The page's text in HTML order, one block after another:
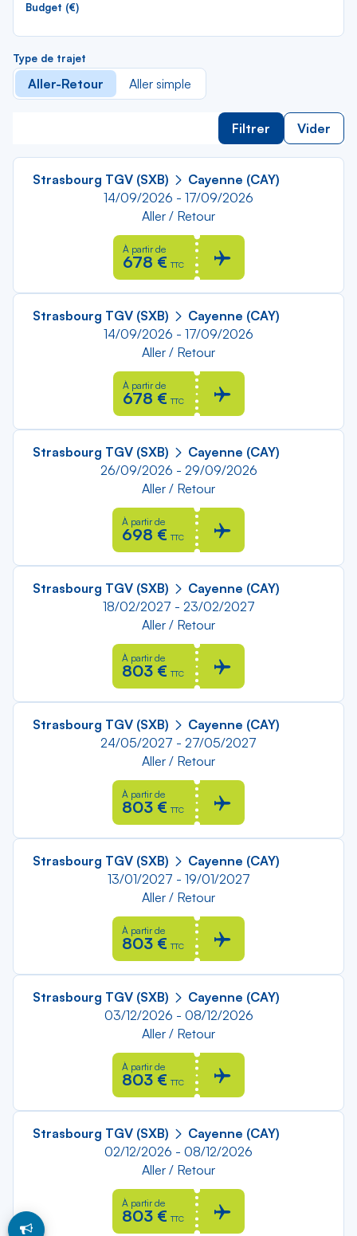
Budget (€)
Type de trajet
Aller-Retour Aller simple
Filtrer Vider
Strasbourg TGV (SXB)
Cayenne (CAY)
14/09/2026 - 17/09/2026
Aller / Retour
À partir de
678 € TTC
Strasbourg TGV (SXB)
Cayenne (CAY)
14/09/2026 - 17/09/2026
Aller / Retour
À partir de
678 € TTC
Strasbourg TGV (SXB)
Cayenne (CAY)
26/09/2026 - 29/09/2026
Aller / Retour
À partir de
698 € TTC
Strasbourg TGV (SXB)
Cayenne (CAY)
18/02/2027 - 23/02/2027
Aller / Retour
À partir de
803 € TTC
Strasbourg TGV (SXB)
Cayenne (CAY)
24/05/2027 - 27/05/2027
Aller / Retour
À partir de
803 € TTC
Strasbourg TGV (SXB)
Cayenne (CAY)
13/01/2027 - 19/01/2027
Aller / Retour
À partir de
803 € TTC
Strasbourg TGV (SXB)
Cayenne (CAY)
03/12/2026 - 08/12/2026
Aller / Retour
À partir de
803 € TTC
Strasbourg TGV (SXB)
Cayenne (CAY)
02/12/2026 - 08/12/2026
Aller / Retour
À partir de
803 € TTC